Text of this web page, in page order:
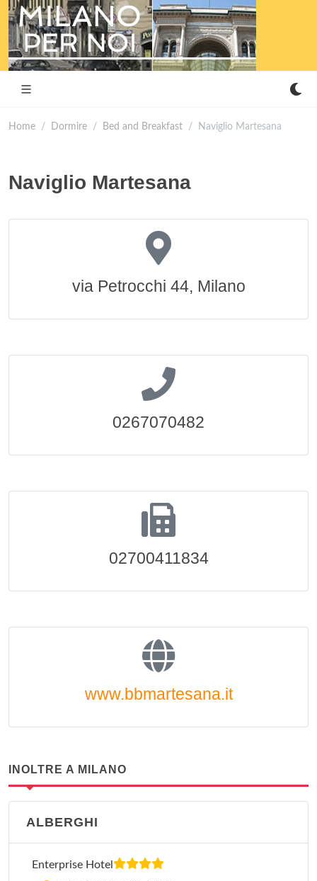
Home Dormire Bed and Breakfast Naviglio Martesana
Naviglio Martesana
via Petrocchi 44, Milano
0267070482
02700411834
www.bbmartesana.it
INOLTRE A MILANO
ALBERGHI
Enterprise Hotel